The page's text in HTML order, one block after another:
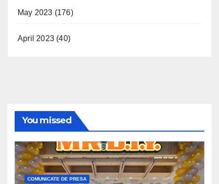
May 2023 (176)
April 2023 (40)
You missed
COMUNICATE DE PRESA